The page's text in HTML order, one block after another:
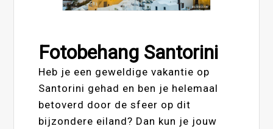
Fotobehang Santorini
Heb je een geweldige vakantie op
Santorini gehad en ben je helemaal
betoverd door de sfeer op dit
bijzondere eiland? Dan kun je jouw